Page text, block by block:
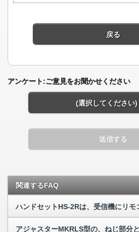
戻る
アンケート:ご意見をお聞かせください
(選択してください)
送信する
関連するFAQ